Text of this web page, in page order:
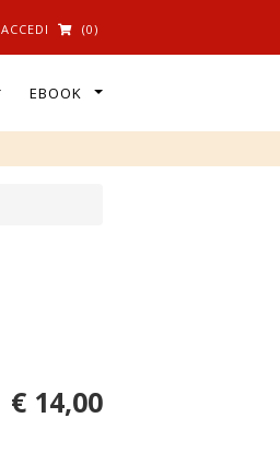
ACCEDI (0)
EBOOK
€ 14,00